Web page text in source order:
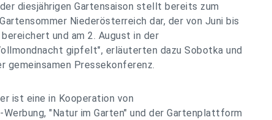
diesjährigen Gartensaison stellt bereits zum
Niederösterreich dar, der von Juni bis
und am 2. August in der
gipfelt", erläuterten dazu Sobotka und
gemeinsamen Pressekonferenz.
ist eine in Kooperation von
"Natur im Garten" und der Gartenplattform